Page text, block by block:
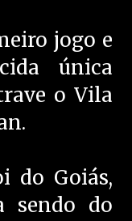
jogo e
única
o Vila
do Goiás,
sendo do